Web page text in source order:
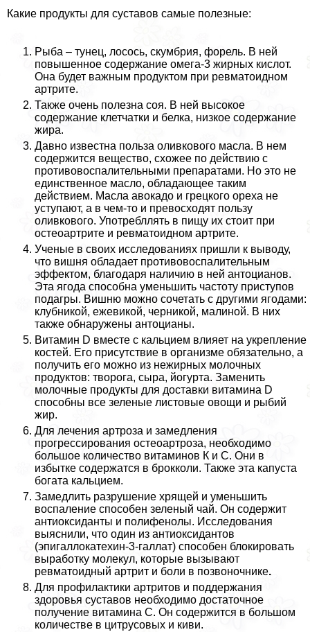
Какие продукты для суставов самые полезные:
Рыба – тунец, лосось, скумбрия, форель. В ней
повышенное содержание омега-3 жирных кислот.
Она будет важным продуктом при ревматоидном
артрите.
Также очень полезна соя. В ней высокое
содержание клетчатки и белка, низкое содержание
жира.
Давно известна польза оливкового масла. В нем
содержится вещество, схожее по действию с
противовоспалительными препаратами. Но это не
единственное масло, обладающее таким
действием. Масла авокадо и грецкого ореха не
уступают, а в чем-то и превосходят пользу
оливкового. Употрeбллять в пищу их стоит при
остеоартрите и ревматоидном артрите.
Ученые в своих исследованиях пришли к выводу,
что вишня обладает противовоспалительным
эффектом, благодаря наличию в ней антоцианов.
Эта ягода способна уменьшить частоту приступов
подагры. Вишню можно сочетать с другими ягодами:
клубникой, ежевикой, черникой, малиной. В них
также обнаружены антоцианы.
Витамин D вместе с кальцием влияет на укрепление
костей. Его присутствие в организме обязательно, а
получить его можно из нежирных молочных
продуктов: творога, сыра, йогурта. Заменить
молочные продукты для доставки витамина D
способны все зеленые листовые овощи и рыбий
жир.
Для лечения артроза и замедления
прогрессирования остеоартроза, необходимо
большое количество витаминов К и С. Они в
избытке содержатся в брокколи. Также эта капуста
богата кальцием.
Замедлить разрушение хрящей и уменьшить
воспаление способен зеленый чай. Он содержит
антиоксиданты и полифенолы. Исследования
выяснили, что один из антиоксидантов
(эпигаллокатехин-3-галлат) способен блокировать
выработку молекул, которые вызывают
ревматоидный артрит и боли в позвоночнике.
Для профилактики артритов и поддержания
здоровья суставов необходимо достаточное
получение витамина С. Он содержится в большом
количестве в цитрусовых и киви.